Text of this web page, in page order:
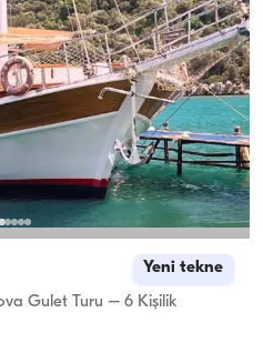
Yeni tekne
Gulet Turu – 6 Kişilik